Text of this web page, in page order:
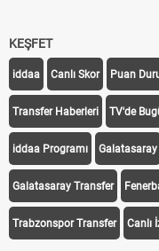
KEŞFET
iddaa Canlı Skor Puan
Transfer Haberleri TV'de
iddaa Programı Galatasaray
Galatasaray Transfer
Trabzonspor Transfer Canlı